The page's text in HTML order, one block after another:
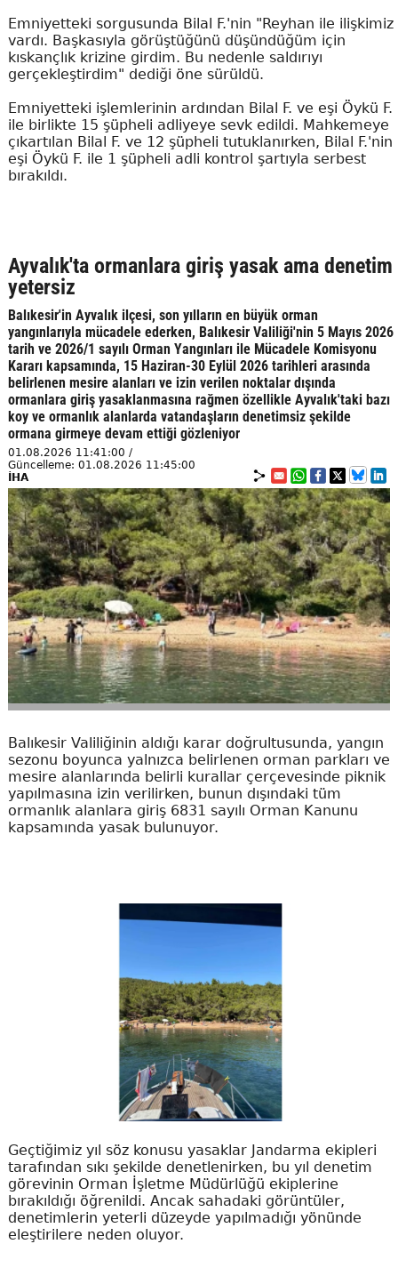
Emniyetteki sorgusunda Bilal F.'nin "Reyhan ile ilişkimiz
vardı. Başkasıyla görüştüğünü düşündüğüm için
kıskançlık krizine girdim. Bu nedenle saldırıyı
gerçekleştirdim" dediği öne sürüldü.
Emniyetteki işlemlerinin ardından Bilal F. ve eşi Öykü F.
ile birlikte 15 şüpheli adliyeye sevk edildi. Mahkemeye
çıkartılan Bilal F. ve 12 şüpheli tutuklanırken, Bilal F.'nin
eşi Öykü F. ile 1 şüpheli adli kontrol şartıyla serbest
bırakıldı.
Ayvalık'ta ormanlara giriş yasak ama denetim
yetersiz
Balıkesir'in Ayvalık ilçesi, son yılların en büyük orman
yangınlarıyla mücadele ederken, Balıkesir Valiliği'nin 5 Mayıs 2026
tarih ve 2026/1 sayılı Orman Yangınları ile Mücadele Komisyonu
Kararı kapsamında, 15 Haziran-30 Eylül 2026 tarihleri arasında
belirlenen mesire alanları ve izin verilen noktalar dışında
ormanlara giriş yasaklanmasına rağmen özellikle Ayvalık'taki bazı
koy ve ormanlık alanlarda vatandaşların denetimsiz şekilde
ormana girmeye devam ettiği gözleniyor
01.08.2026 11:41:00 /
Güncelleme: 01.08.2026 11:45:00
İHA
Balıkesir Valiliğinin aldığı karar doğrultusunda, yangın
sezonu boyunca yalnızca belirlenen orman parkları ve
mesire alanlarında belirli kurallar çerçevesinde piknik
yapılmasına izin verilirken, bunun dışındaki tüm
ormanlık alanlara giriş 6831 sayılı Orman Kanunu
kapsamında yasak bulunuyor.
Geçtiğimiz yıl söz konusu yasaklar Jandarma ekipleri
tarafından sıkı şekilde denetlenirken, bu yıl denetim
görevinin Orman İşletme Müdürlüğü ekiplerine
bırakıldığı öğrenildi. Ancak sahadaki görüntüler,
denetimlerin yeterli düzeyde yapılmadığı yönünde
eleştirilere neden oluyor.